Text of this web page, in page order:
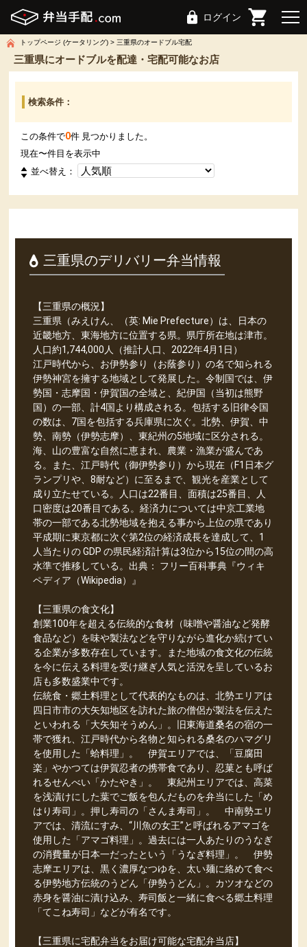
ログイン
トップページ (ケータリング) 三重県のオードブル宅配
三重県にオードブルを配達・宅配可能なお店
検索条件：
この条件で0件 見つかりました。
現在〜件目を表示中
並べ替え：
三重県のデリバリー弁当情報
【三重県の概況】
三重県（みえけん、（英: Mie Prefecture）は、日本の
近畿地方、東海地方に位置する県。県庁所在地は津市。
人口約1,744,000人（推計人口、2022年4月1日）
江戸時代から、お伊勢参り（お蔭参り）の名で知られる
伊勢神宮を擁する地域として発展した。令制国では、伊
勢国・志摩国・伊賀国の全域と、紀伊国（当初は熊野
国）の一部、計4国より構成される。包括する旧律令国
の数は、7国を包括する兵庫県に次ぐ。北勢、伊賀、中
勢、南勢（伊勢志摩）、東紀州の5地域に区分される。
海、山の豊富な自然に恵まれ、農業・漁業が盛んであ
る。また、江戸時代（御伊勢参り）から現在（F1日本グ
ランプリや、8耐など）に至るまで、観光を産業として
成り立たせている。人口は22番目、面積は25番目、人
口密度は20番目である。経済力については中京工業地
帯の一部である北勢地域を抱える事から上位の県であり
平成期に東京都に次ぐ第2位の経済成長を達成して、1
人当たりの GDP の県民経済計算は3位から15位の間の高
水準で推移している。出典： フリー百科事典『ウィキ
ペディア（Wikipedia）』
【三重県の食文化】
創業100年を超える伝統的な食材（味噌や醤油など発酵
食品など）を味や製法などを守りながら進化か続けてい
る企業が多数存在しています。また地域の食文化の伝統
を今に伝える料理を受け継ぎ人気と活況を呈しているお
店も多数盛業中です。
伝統食・郷土料理として代表的なものは、北勢エリアは
四日市市の大矢知地区を訪れた旅の僧侶が製法を伝えた
といわれる「大矢知そうめん」。旧東海道桑名の宿の一
帯で獲れ、江戸時代から名物と知られる桑名のハマグリ
を使用した「蛤料理」。 伊賀エリアでは、「豆腐田
楽」やかつては伊賀忍者の携帯食であり、忍菓とも呼ば
れるせんべい「かたやき」。 東紀州エリアでは、高菜
を浅漬けにした葉でご飯を包んだものを弁当にした「め
はり寿司」。押し寿司の「さんま寿司」。 中南勢エリ
アでは、清流にすみ、“川魚の女王”と呼ばれるアマゴを
使用した「アマゴ料理」。過去には一人あたりのうなぎ
の消費量が日本一だったという「うなぎ料理」。 伊勢
志摩エリアは、黒く濃厚なつゆを、太い麺に絡めて食べ
る伊勢地方伝統のうどん「伊勢うどん」。カツオなどの
赤身を醤油に漬け込み、寿司飯と一緒に食べる郷土料理
「てこね寿司」などが有名です。
【三重県に宅配弁当をお届け可能な宅配弁当店】